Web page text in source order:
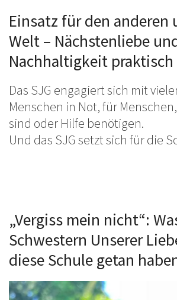
Einsatz für den anderen
Welt – Nächstenliebe
Nachhaltigkeit praktisch
Das SJG engagiert sich mit
Menschen in Not, für
sind oder Hilfe benötigen.
Und das SJG setzt sich für die
„Vergiss mein nicht“:
Schwestern Unserer
diese Schule getan